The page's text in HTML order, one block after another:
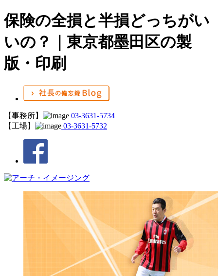
保険の全損と半損どっちがい
いの？｜東京都墨田区の製
版・印刷
【事務所】
03-3631-5734
【工場】
03-3631-5732